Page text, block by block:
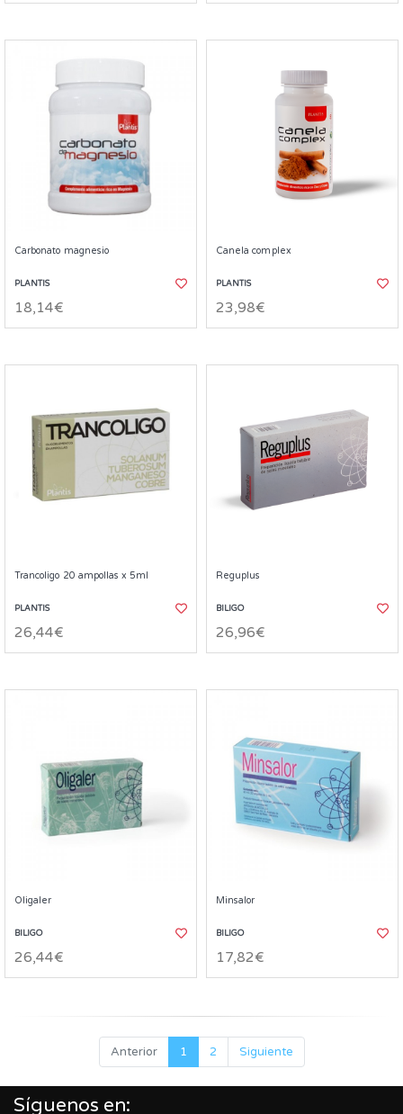
Carbonato magnesio
PLANTIS
18,14€
Canela complex
PLANTIS
23,98€
Trancoligo 20 ampollas x 5ml
PLANTIS
26,44€
Reguplus
BILIGO
26,96€
Oligaler
BILIGO
26,44€
Minsalor
BILIGO
17,82€
Anterior 1 2 Siguiente
Síguenos en: